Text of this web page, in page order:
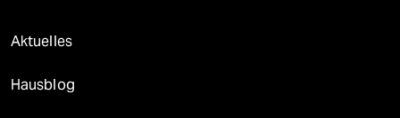
Aktuelles
Hausblog